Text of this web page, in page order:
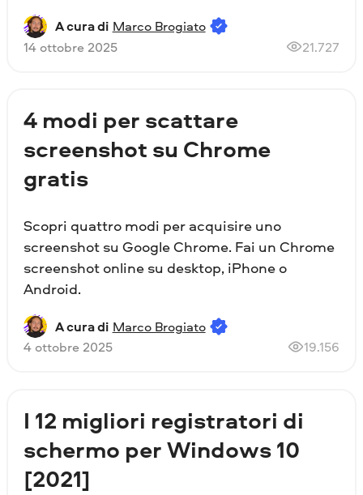
A cura di Marco Brogiato
14 ottobre 2025
21.727
4 modi per scattare
screenshot su Chrome
gratis
Scopri quattro modi per acquisire uno
screenshot su Google Chrome. Fai un Chrome
screenshot online su desktop, iPhone o
Android.
A cura di Marco Brogiato
4 ottobre 2025
19.156
I 12 migliori registratori di
schermo per Windows 10
[2021]